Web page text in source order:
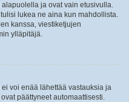
ja ovat vain etusivulla.
lukea ne aina kun mahdollista.
kanssa, viestiketjujen
ylläpitäjä.
voi enää lähettää vastauksia ja
päättyneet automaattisesti.